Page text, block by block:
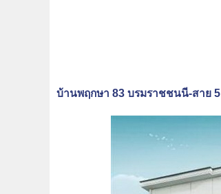
บ้านพฤกษา 83 บรมราชชนนี-สาย 5